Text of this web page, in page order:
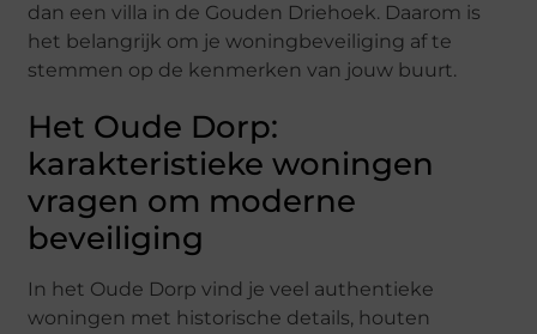
dan een villa in de Gouden Driehoek. Daarom is
het belangrijk om je woningbeveiliging af te
stemmen op de kenmerken van jouw buurt.
Het Oude Dorp:
karakteristieke woningen
vragen om moderne
beveiliging
In het Oude Dorp vind je veel authentieke
woningen met historische details, houten